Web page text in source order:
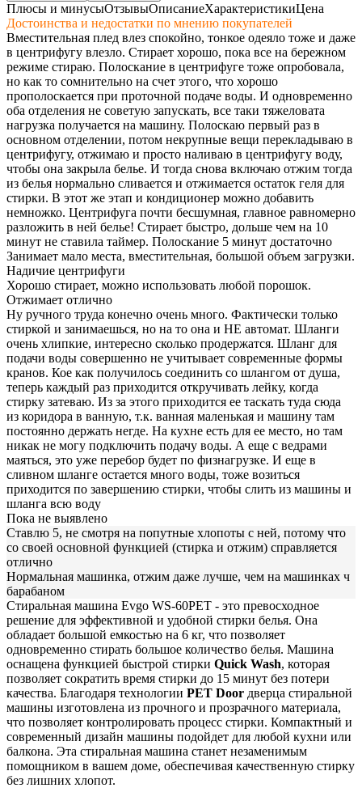
Плюсы и минусыОтзывыОписаниеХарактеристикиЦена
Достоинства и недостатки по мнению покупателей
Вместительная плед влез спокойно, тонкое одеяло тоже и даже
в центрифугу влезло. Стирает хорошо, пока все на бережном
режиме стираю. Полоскание в центрифуге тоже опробовала,
но как то сомнительно на счет этого, что хорошо
прополоскается при проточной подаче воды. И одновременно
оба отделения не советую запускать, все таки тяжеловата
нагрузка получается на машину. Полоскаю первый раз в
основном отделении, потом некрупные вещи перекладываю в
центрифугу, отжимаю и просто наливаю в центрифугу воду,
чтобы она закрыла белье. И тогда снова включаю отжим тогда
из белья нормально сливается и отжимается остаток геля для
стирки. В этот же этап и кондиционер можно добавить
немножко. Центрифуга почти бесшумная, главное равномерно
разложить в ней белье! Стирает быстро, дольше чем на 10
минут не ставила таймер. Полоскание 5 минут достаточно
Занимает мало места, вместительная, большой объем загрузки.
Надичие центрифуги
Хорошо стирает, можно использовать любой порошок.
Отжимает отлично
Ну ручного труда конечно очень много. Фактически только
стиркой и занимаешься, но на то она и НЕ автомат. Шланги
очень хлипкие, интересно сколько продержатся. Шланг для
подачи воды совершенно не учитывает современные формы
кранов. Кое как получилось соединить со шлангом от душа,
теперь каждый раз приходится откручивать лейку, когда
стирку затеваю. Из за этого приходится ее таскать туда сюда
из коридора в ванную, т.к. ванная маленькая и машину там
постоянно держать негде. На кухне есть для ее место, но там
никак не могу подключить подачу воды. А еще с ведрами
маяться, это уже перебор будет по физнагрузке. И еще в
сливном шланге остается много воды, тоже возиться
приходится по завершению стирки, чтобы слить из машины и
шланга всю воду
Пока не выявлено
Ставлю 5, не смотря на попутные хлопоты с ней, потому что
со своей основной функцией (стирка и отжим) справляется
отлично
Нормальная машинка, отжим даже лучше, чем на машинках ч
барабаном
Стиральная машина Evgo WS-60PET - это превосходное
решение для эффективной и удобной стирки белья. Она
обладает большой емкостью на 6 кг, что позволяет
одновременно стирать большое количество белья. Машина
оснащена функцией быстрой стирки Quick Wash, которая
позволяет сократить время стирки до 15 минут без потери
качества. Благодаря технологии PET Door дверца стиральной
машины изготовлена из прочного и прозрачного материала,
что позволяет контролировать процесс стирки. Компактный и
современный дизайн машины подойдет для любой кухни или
балкона. Эта стиральная машина станет незаменимым
помощником в вашем доме, обеспечивая качественную стирку
без лишних хлопот.